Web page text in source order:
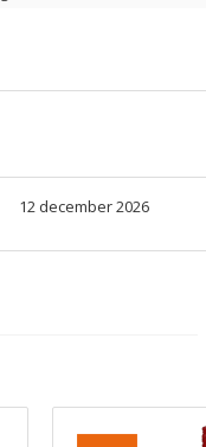
12 december 2026